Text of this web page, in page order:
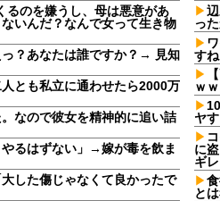
るのを嫌うし、母は悪意があ
いんだ？なんで女って生き物
？あなたは誰ですか？→ 見知
とも私立に通わせたら2000万
なので彼女を精神的に追い詰
るはずない」→嫁が毒を飲ま
した傷じゃなくて良かったで
っ
す
ｗ
ヤ
に
ギレ
と